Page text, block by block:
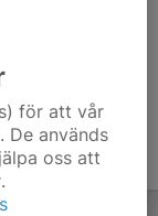
för att vår
De används
oss att